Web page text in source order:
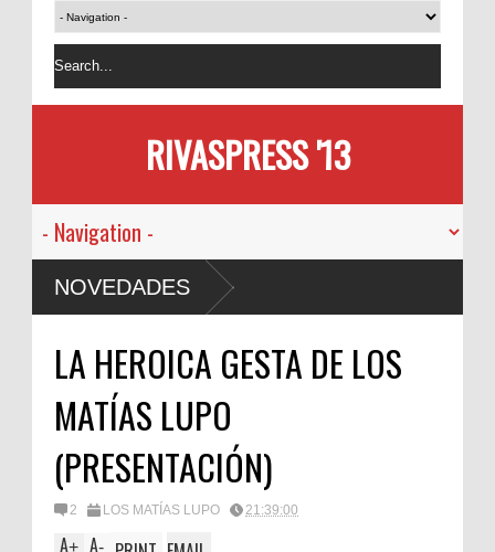
RIVASPRESS '13
NOVEDADES
LA HEROICA GESTA DE LOS
MATÍAS LUPO
(PRESENTACIÓN)
2 LOS MATÍAS LUPO 21:39:00
A+ A-